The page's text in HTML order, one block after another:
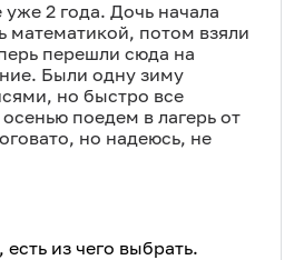
2 года. Дочь начала
математикой, потом взяли
перешли сюда на
Были одну зиму
но быстро все
поедем в лагерь от
но надеюсь, не
из чего выбрать.